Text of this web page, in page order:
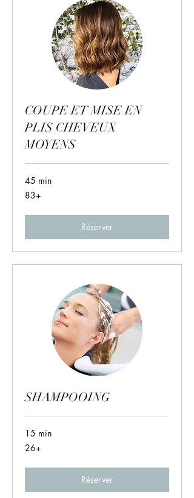
COUPE ET MISE EN
PLIS CHEVEUX
MOYENS
45 min
83+
83+
Réserver
SHAMPOOING
15 min
26+
26+
Réserver